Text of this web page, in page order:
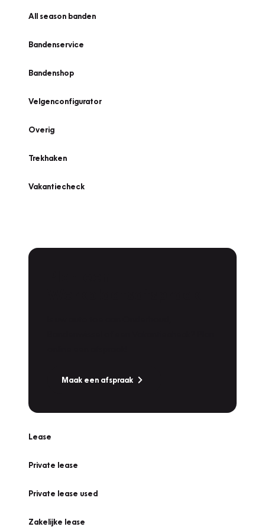
All season banden
Bandenservice
Bandenshop
Velgenconfigurator
Overig
Trekhaken
Vakantiecheck
Maak een afspraak
Lease
Private lease
Private lease used
Zakelijke lease